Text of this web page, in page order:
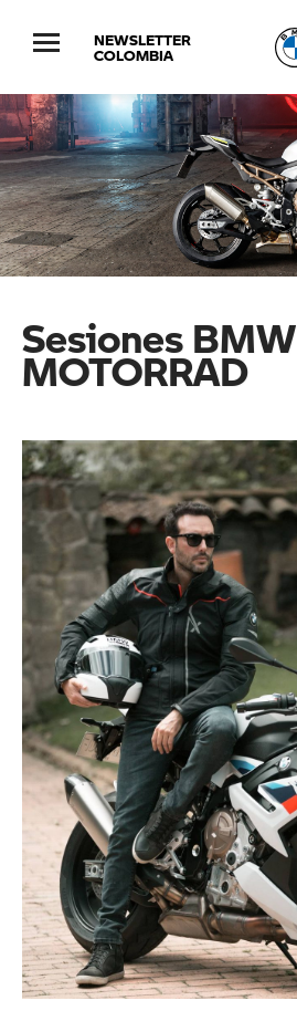
NEWSLETTER
COLOMBIA
Sesiones BMW
MOTORRAD